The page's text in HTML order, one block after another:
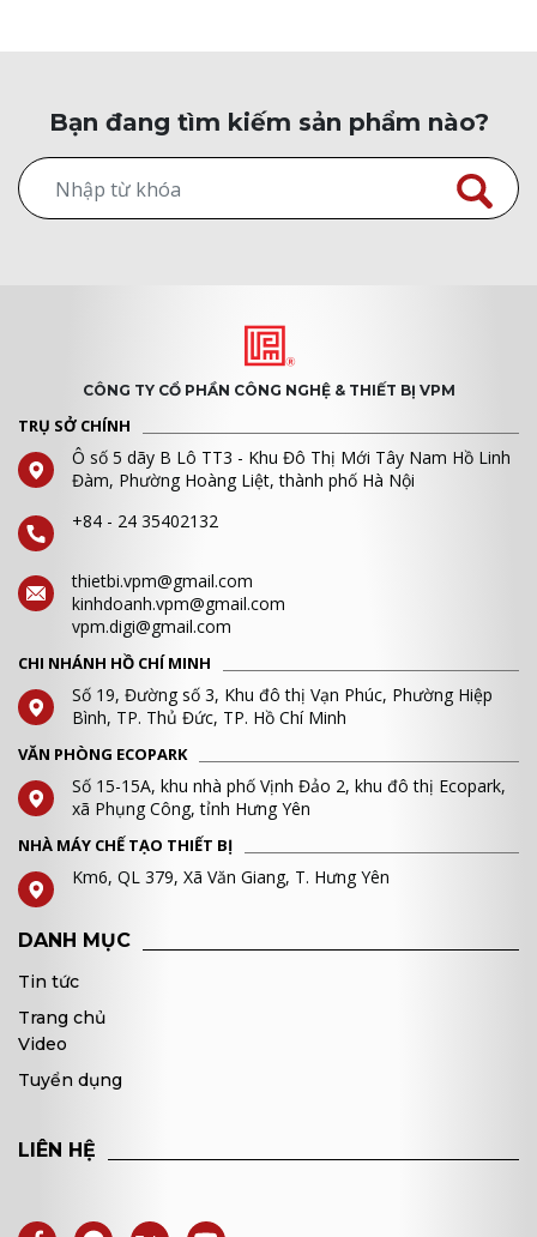
Bạn đang tìm kiếm sản phẩm nào?
CÔNG TY CỔ PHẦN CÔNG NGHỆ & THIẾT BỊ VPM
TRỤ SỞ CHÍNH
Ô số 5 dãy B Lô TT3 - Khu Đô Thị Mới Tây Nam Hồ Linh
Đàm, Phường Hoàng Liệt, thành phố Hà Nội
+84 - 24 35402132
thietbi.vpm@gmail.com
kinhdoanh.vpm@gmail.com
vpm.digi@gmail.com
CHI NHÁNH HỒ CHÍ MINH
Số 19, Đường số 3, Khu đô thị Vạn Phúc, Phường Hiệp
Bình, TP. Thủ Đức, TP. Hồ Chí Minh
VĂN PHÒNG ECOPARK
Số 15-15A, khu nhà phố Vịnh Đảo 2, khu đô thị Ecopark,
xã Phụng Công, tỉnh Hưng Yên
NHÀ MÁY CHẾ TẠO THIẾT BỊ
Km6, QL 379, Xã Văn Giang, T. Hưng Yên
DANH MỤC
Tin tức
Trang chủ
Video
Tuyển dụng
LIÊN HỆ